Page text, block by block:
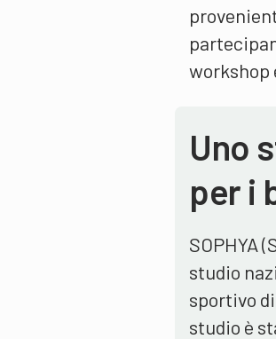
workshop
Uno
per i
SOPHYA
studio
sportivo
studio è